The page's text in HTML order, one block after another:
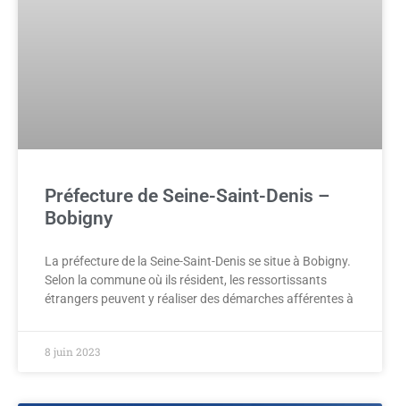
Préfecture de Seine-Saint-Denis –
Bobigny
La préfecture de la Seine-Saint-Denis se situe à Bobigny.
Selon la commune où ils résident, les ressortissants
étrangers peuvent y réaliser des démarches afférentes à
8 juin 2023